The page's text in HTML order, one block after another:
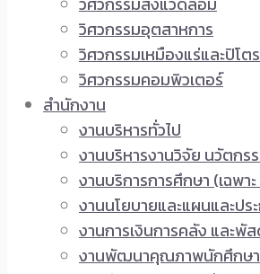
วิศวกรรมอุตสาหการ
วิศวกรรมเหมืองแร่และปิโต
วิศวกรรมคอมพิวเตอร์
สำนักงาน
งานบริหารทั่วไป
งานบริหารงานวิจัย นวัตกร
งานบริการการศึกษา (เฉพา
งานนโยบายและแผนและป
งานการเงินการคลัง และพั
งานพัฒนาคุณภาพนักศึกษา